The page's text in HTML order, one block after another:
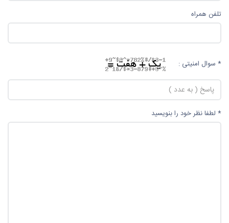
تلفن همراه
* سوال امنیتی :
* لطفا نظر خود را بنویسید